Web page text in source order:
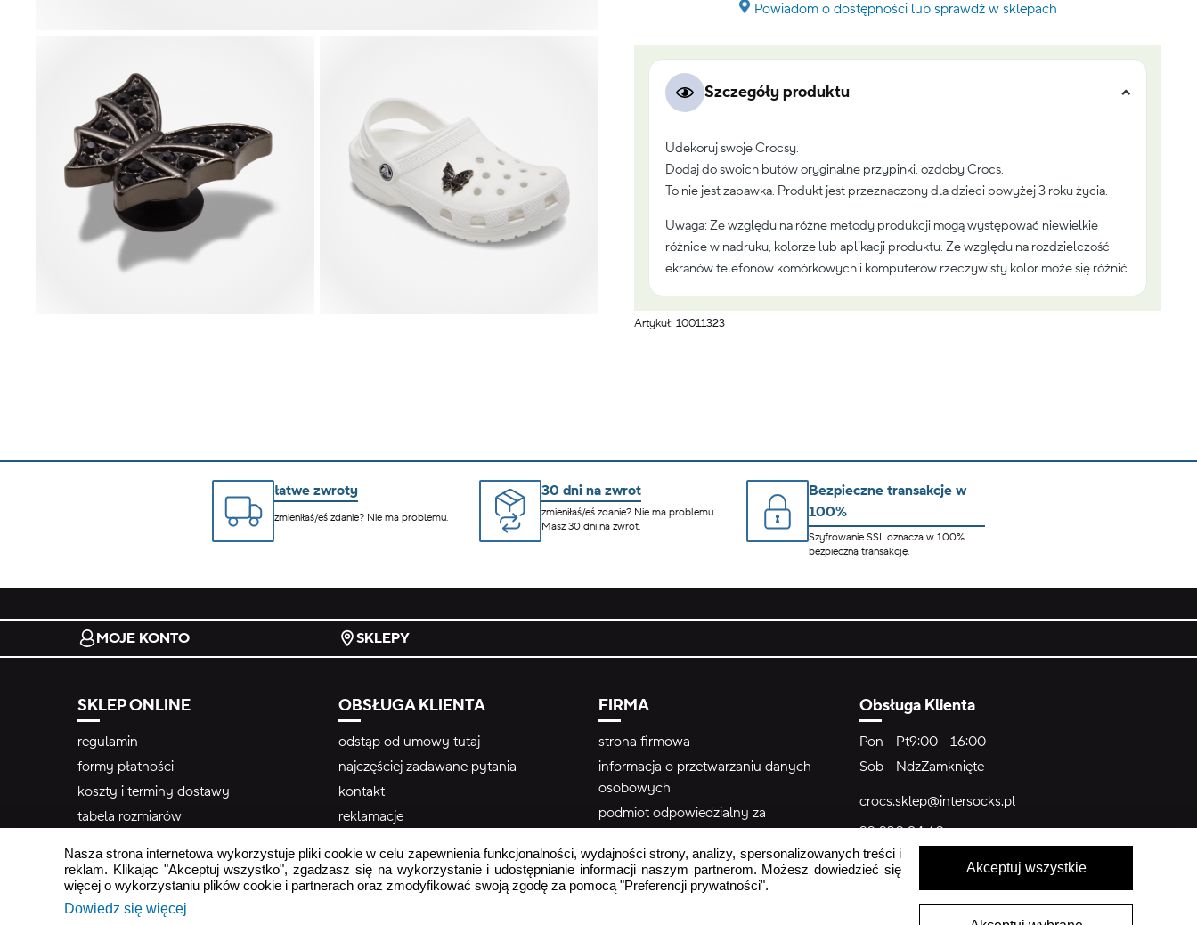
Powiadom o dostępności lub sprawdź w sklepach
Szczegóły produktu
Udekoruj swoje Crocsy.
Dodaj do swoich butów oryginalne przypinki, ozdoby Crocs.
To nie jest zabawka. Produkt jest przeznaczony dla dzieci powyżej 3 roku życia.
Uwaga: Ze względu na różne metody produkcji mogą występować niewielkie
różnice w nadruku, kolorze lub aplikacji produktu. Ze względu na rozdzielczość
ekranów telefonów komórkowych i komputerów rzeczywisty kolor może się różnić.
Artykuł: 10011323
łatwe zwroty
zmieniłaś/eś zdanie? Nie ma problemu.
30 dni na zwrot
zmieniłaś/eś zdanie? Nie ma problemu.
Masz 30 dni na zwrot.
Bezpieczne transakcje w
100%
Szyfrowanie SSL oznacza w 100%
bezpieczną transakcję.
MOJE KONTO SKLEPY
SKLEP ONLINE
regulamin
formy płatności
koszty i terminy dostawy
tabela rozmiarów
OBSŁUGA KLIENTA
odstąp od umowy tutaj
najczęściej zadawane pytania
kontakt
reklamacje
FIRMA
strona firmowa
informacja o przetwarzaniu danych
osobowych
podmiot odpowiedzialny za
bezpieczeństwo produktu
Regulamin wykorzystania treści
użytkownika – #yescrocs
Obsługa Klienta
Pon - Pt9:00 - 16:00
Sob - NdzZamknięte
crocs.sklep@intersocks.pl
22 230 94 60
Nasza strona internetowa wykorzystuje pliki cookie w celu zapewnienia funkcjonalności, wydajności strony, analizy, spersonalizowanych treści i
reklam. Klikając "Akceptuj wszystko", zgadzasz się na wykorzystanie i udostępnianie informacji naszym partnerom. Możesz dowiedzieć się
więcej o wykorzystaniu plików cookie i partnerach oraz zmodyfikować swoją zgodę za pomocą "Preferencji prywatności".
Dowiedz się więcej
Akceptuj wszystkie